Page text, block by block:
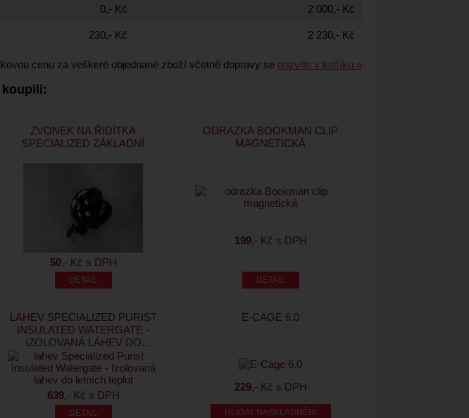
0,- Kč 2 000,- Kč
230,- Kč 2 230,- Kč
cenu za veškeré objednané zboží včetně dopravy se dozvíte v košíku »
koupili:
ZVONEK NA ŘIDÍTKA
SPECIALIZED ZÁKLADNÍ
50,- Kč s DPH
ODRAZKA BOOKMAN CLIP
MAGNETICKÁ
199,- Kč s DPH
LAHEV SPECIALIZED PURIST
INSULATED WATERGATE -
IZOLOVANÁ LÁHEV DO
LETNÍCH TEPLOT
639,- Kč s DPH
E-CAGE 6.0
229,- Kč s DPH
HLÍDAT NASKLADNĚNÍ